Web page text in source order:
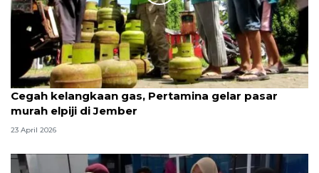
Cegah kelangkaan gas, Pertamina gelar pasar
murah elpiji di Jember
23 April 2026